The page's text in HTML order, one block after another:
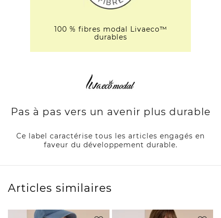
100 % fibres modal Livaeco™
durables
Pas à pas vers un avenir plus durable
Ce label caractérise tous les articles engagés en
faveur du développement durable.
Articles similaires